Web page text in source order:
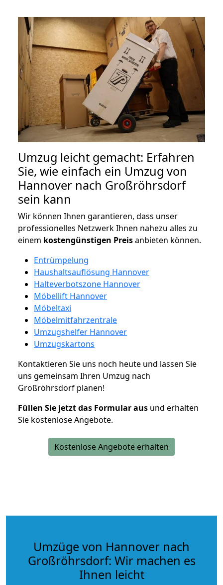
Umzug leicht gemacht: Erfahren
Sie, wie einfach ein Umzug von
Hannover nach Großröhrsdorf
sein kann
Wir können Ihnen garantieren, dass unser
professionelles Netzwerk Ihnen nahezu alles zu
einem kostengünstigen Preisanbieten können.
Entrümpelung
Haushaltsauflösung Hannover
Halteverbotszone Hannover
Möbellift Hannover
Möbeltaxi
Möbelmitfahrzentrale
Umzugshelfer Hannover
Umzugskartons
Kontaktieren Sie uns noch heute und lassen Sie
uns gemeinsam Ihren Umzug nach
Großröhrsdorf planen!
Füllen Sie jetzt das Formular aus und erhalten
Sie kostenlose Angebote.
Kostenlose Angebote erhalten
Umzüge von Hannover nach
Großröhrsdorf: Wir machen es
Ihnen leicht